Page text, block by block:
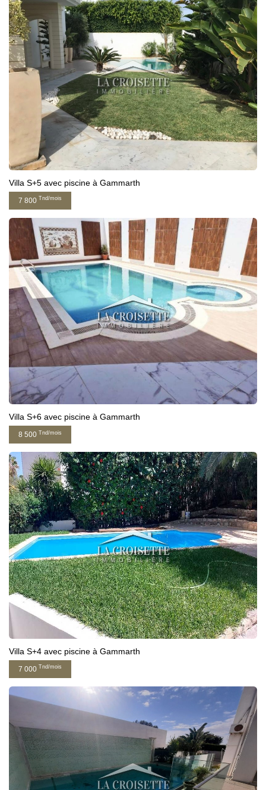
Villa S+5 avec piscine à Gammarth
7 800 Tnd/mois
Villa S+6 avec piscine à Gammarth
8 500 Tnd/mois
Villa S+4 avec piscine à Gammarth
7 000 Tnd/mois